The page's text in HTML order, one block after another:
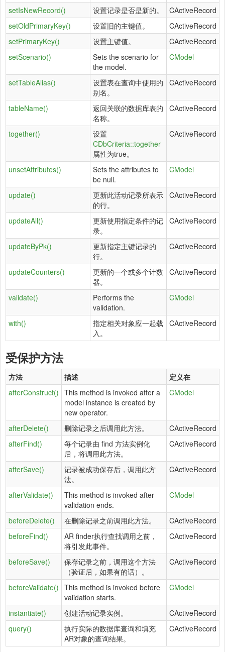
setIsNewRecord() 设置记录是否是新的。
CActiveRecord
setOldPrimaryKey()
设置旧的主键值。
CActiveRecord
setPrimaryKey()
设置主键值。
CActiveRecord
setScenario()
Sets the scenario for
the model.
CModel
setTableAlias()
设置表在查询中使用的
别名。
CActiveRecord
tableName()
返回关联的数据库表的
名称。
CActiveRecord
together()
设置
CDbCriteria::together
属性为true。
CActiveRecord
unsetAttributes()
Sets the attributes to
be null.
CModel
update()
更新此活动记录所表示
的行。
CActiveRecord
updateAll()
更新使用指定条件的记
录。
CActiveRecord
updateByPk()
更新指定主键记录的
行。
CActiveRecord
updateCounters()
更新的一个或多个计数
器。
CActiveRecord
validate()
Performs the
validation.
CModel
with()
指定相关对象应一起载
入。
CActiveRecord
受保护方法
方法 描述
定义在
afterConstruct() This method is invoked after a
model instance is created by
new operator.
CModel
afterDelete() 删除记录之后调用此方法。
CActiveRecord
afterFind()
每个记录由 find 方法实例化
后，将调用此方法。
CActiveRecord
afterSave()
记录被成功保存后，调用此方
法。
CActiveRecord
afterValidate()
This method is invoked after
validation ends.
CModel
beforeDelete() 在删除记录之前调用此方法。
CActiveRecord
beforeFind()
AR finder执行查找调用之前，
将引发此事件。
CActiveRecord
beforeSave()
保存记录之前，调用这个方法
（验证后，如果有的话）。
CActiveRecord
beforeValidate() This method is invoked before
validation starts.
CModel
instantiate() 创建活动记录实例。
CActiveRecord
query()
执行实际的数据库查询和填充
AR对象的查询结果。
CActiveRecord